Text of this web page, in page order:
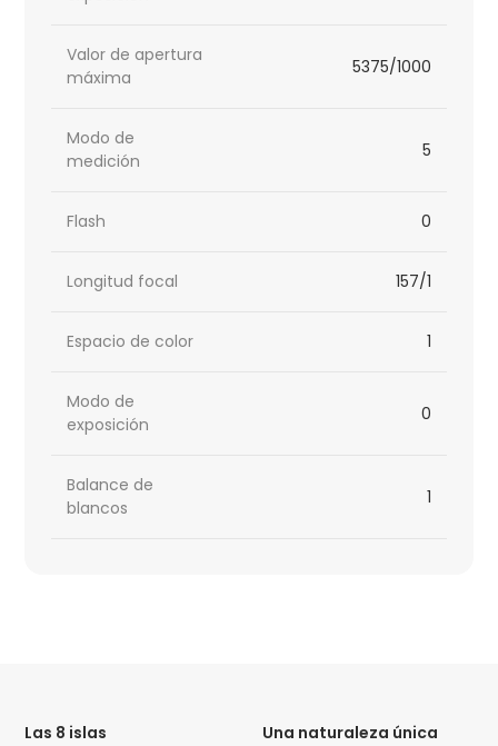
Valor de apertura
máxima
5375/1000
Modo de
medición
5
Flash 0
Longitud focal 157/1
Espacio de color 1
Modo de
exposición
0
Balance de
blancos
1
Las 8 islas
Una naturaleza única